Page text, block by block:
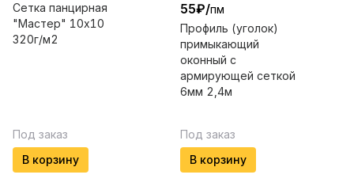
Сетка панцирная
"Мастер" 10х10
320г/м2
Под заказ
В корзину
55₽/пм
Профиль (уголок)
примыкающий
оконный с
армирующей сеткой
6мм 2,4м
Под заказ
В корзину